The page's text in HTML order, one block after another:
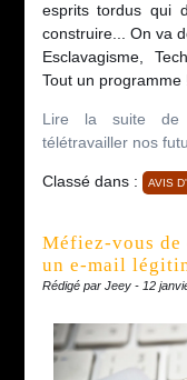
esprits tordus qui
construire... On va
Esclavagisme,
Tout un programme
Lire la suite de
télétravailler nos
Classé dans : AVIS
Méfiez-vous de
un e-mail
Rédigé par Jeey - 12